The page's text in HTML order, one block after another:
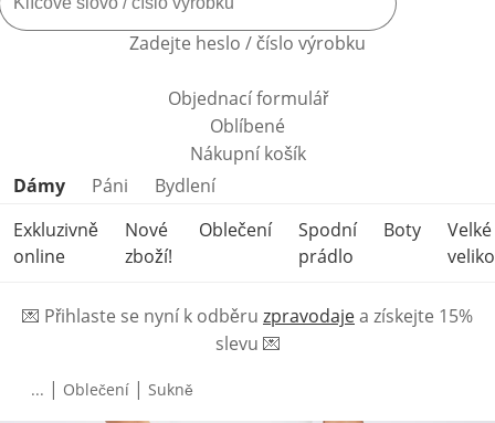
Zadejte heslo / číslo výrobku
Objednací formulář
Oblíbené
Nákupní košík
Přeskočit kategorie produktů
Dámy Páni
Bydlení
Exkluzivně
online
Nové
zboží!
Oblečení
Spodní
prádlo
Boty
Velké
💌 Přihlaste se nyní k odběru zpravodajea získejte 15%
slevu 💌
... | Oblečení | Sukně